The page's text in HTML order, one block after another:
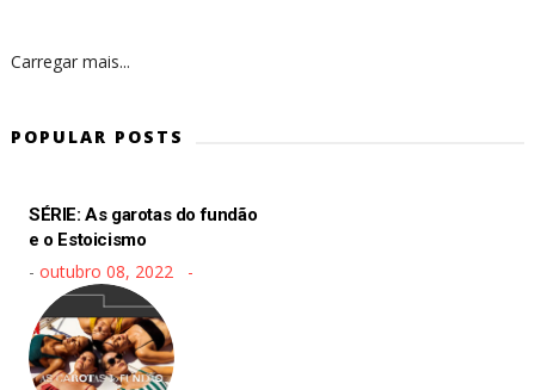
Carregar mais...
POPULAR POSTS
SÉRIE: As garotas do fundão
e o Estoicismo
- outubro 08, 2022